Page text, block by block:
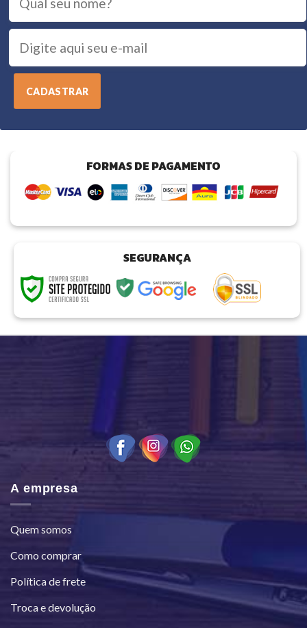
FORMAS DE PAGAMENTO
SEGURANÇA
A empresa
Quem somos
Como comprar
Política de frete
Troca e devolução